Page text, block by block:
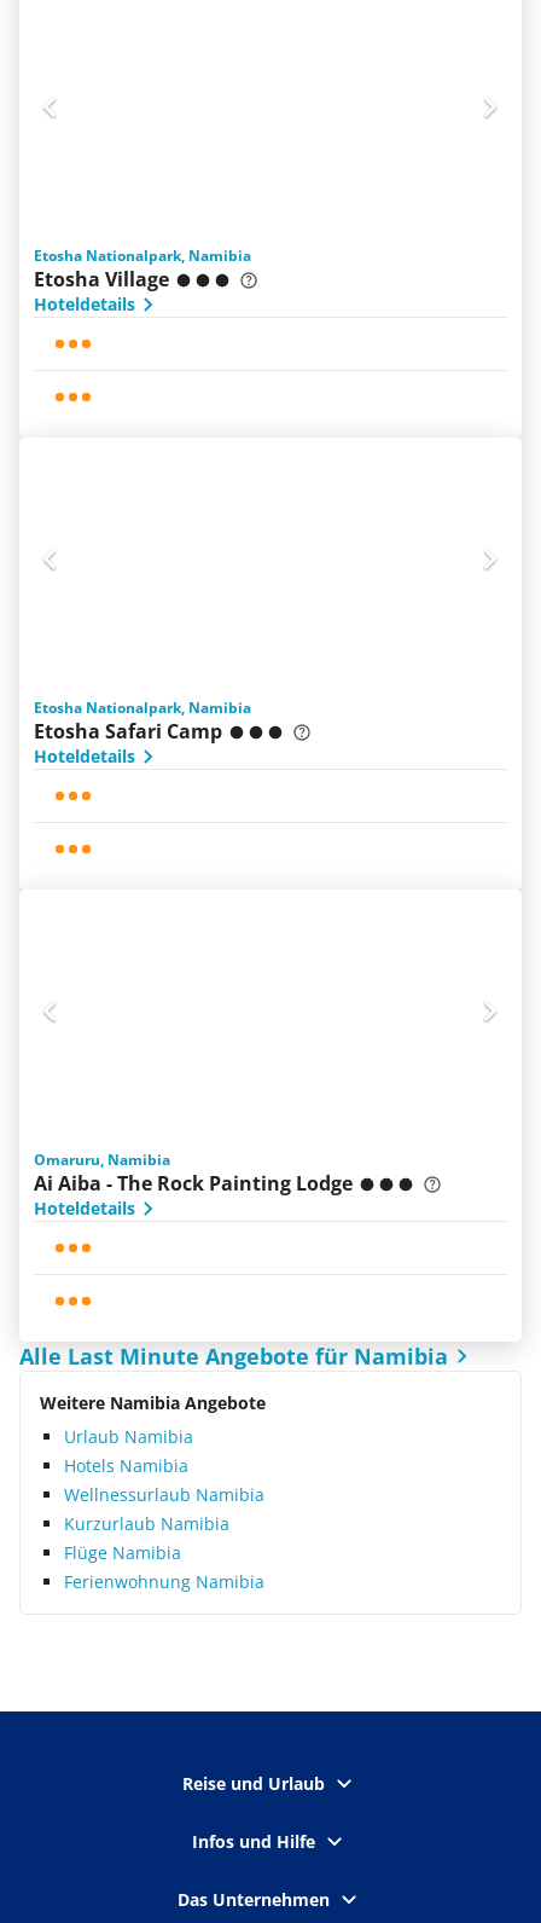
Etosha Nationalpark, Namibia
Etosha Village
Hoteldetails
Etosha Nationalpark, Namibia
Etosha Safari Camp
Hoteldetails
Omaruru, Namibia
Ai Aiba - The Rock Painting Lodge
Hoteldetails
Alle Last Minute Angebote für Namibia
Weitere Namibia Angebote
Urlaub Namibia
Hotels Namibia
Wellnessurlaub Namibia
Kurzurlaub Namibia
Flüge Namibia
Ferienwohnung Namibia
Reise und Urlaub
Infos und Hilfe
Das Unternehmen